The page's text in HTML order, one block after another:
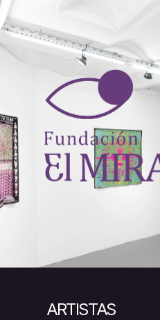
ARTISTAS